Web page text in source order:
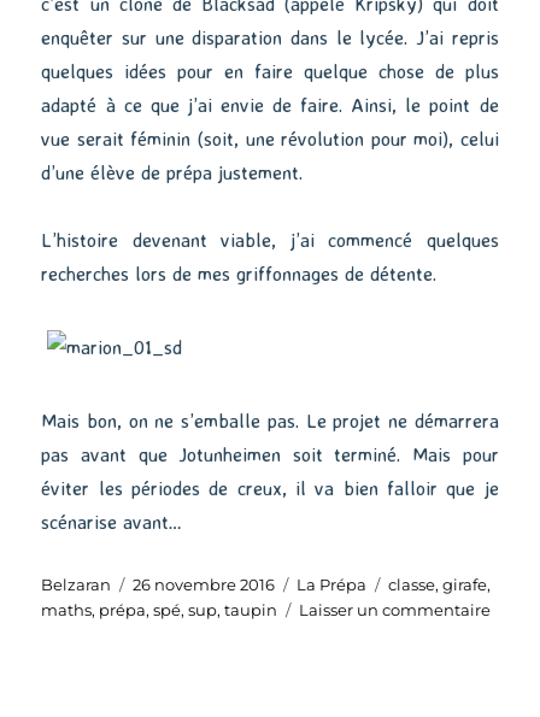
enquêter sur une disparation dans le lycée. J’ai repris
quelques idées pour en faire quelque chose de plus
adapté à ce que j’ai envie de faire. Ainsi, le point de
vue serait féminin (soit, une révolution pour moi), celui
d’une élève de prépa justement.
L’histoire devenant viable, j’ai commencé quelques
recherches lors de mes griffonnages de détente.
Mais bon, on ne s’emballe pas. Le projet ne démarrera
pas avant que Jotunheimen soit terminé. Mais pour
éviter les périodes de creux, il va bien falloir que je
scénarise avant…
Auteur
Belzaran
Publié
le
26 novembre 2016 Catégories
La Prépa Étiquettes
classe,girafe,
maths, prépa,spé,sup,taupin Laisser un commentairesur